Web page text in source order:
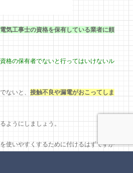
電気工事士の資格を保有している業者に頼
資格の保有者でないと行ってはいけないル
ないと、 接触不良や漏電がおこってしま
ようにしましょう。
使いやすくするために付けるはずですか